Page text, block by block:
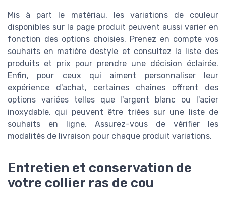
Mis à part le matériau, les variations de couleur
disponibles sur la page produit peuvent aussi varier en
fonction des options choisies. Prenez en compte vos
souhaits en matière destyle et consultez la liste des
produits et prix pour prendre une décision éclairée.
Enfin, pour ceux qui aiment personnaliser leur
expérience d'achat, certaines chaînes offrent des
options variées telles que l'argent blanc ou l'acier
inoxydable, qui peuvent être triées sur une liste de
souhaits en ligne. Assurez-vous de vérifier les
modalités de livraison pour chaque produit variations.
Entretien et conservation de
votre collier ras de cou